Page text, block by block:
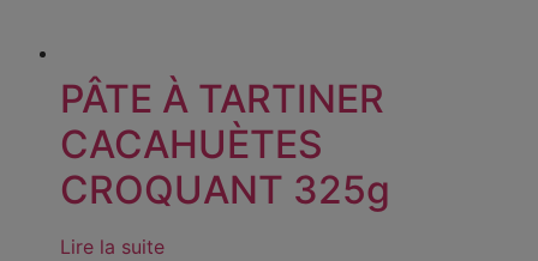
PÂTE À TARTINER
CACAHUÈTES
CROQUANT 325g
Lire la suite